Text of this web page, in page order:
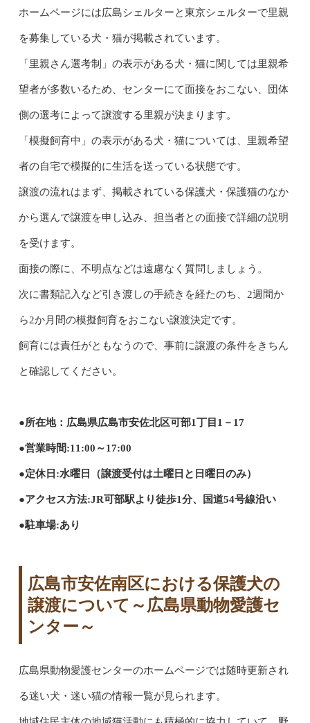
ホームページには広島シェルターと東京シェルターで里親
を募集している犬・猫が掲載されています。
「里親さん選考制」の表示がある犬・猫に関しては里親希
望者が多数いるため、センターにて面接をおこない、団体
側の選考によって譲渡する里親が決まります。
「模擬飼育中」の表示がある犬・猫については、里親希望
者の自宅で模擬的に生活を送っている状態です。
譲渡の流れはまず、掲載されている保護犬・保護猫のなか
から選んで譲渡を申し込み、担当者との面接で詳細の説明
を受けます。
面接の際に、不明点などは遠慮なく質問しましょう。
次に書類記入など引き渡しの手続きを経たのち、2週間か
ら2か月間の模擬飼育をおこない譲渡決定です。
飼育には責任がともなうので、事前に譲渡の条件をきちん
と確認してください。
●所在地：広島県広島市安佐北区可部1丁目1－17
●営業時間:11:00～17:00
●定休日:水曜日（譲渡受付は土曜日と日曜日のみ）
●アクセス方法:JR可部駅より徒歩1分、国道54号線沿い
●駐車場:あり
広島市安佐南区における保護犬の
譲渡について～広島県動物愛護セ
ンター～
広島県動物愛護センターのホームページでは随時更新され
る迷い犬・迷い猫の情報一覧が見られます。